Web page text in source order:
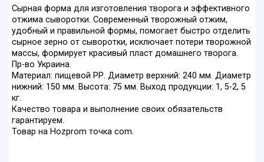
Сырная форма для изготовления творога и эффективного
отжима сыворотки. Современный творожный отжим,
удобный и правильной формы, помогает быстро отделить
сырное зерно от сыворотки, исключает потери творожной
массы, формирует красивый пласт домашнего творога.
Пр-во Украина.
Материал: пищевой РР. Диаметр верхний: 240 мм. Диаметр
нижний: 150 мм. Высота: 75 мм. Выход продукции: 1, 5-2, 5
кг.
Качество товара и выполнение своих обязательств
гарантируем.
Товар на Hozprom точка com.